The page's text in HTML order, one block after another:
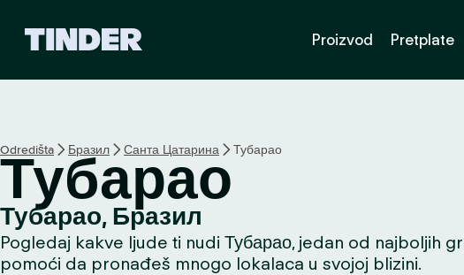
p
o
e
t
n
a
Proizvod Pretplate
Odredišta Бразил Санта Цатарина Тубарао
Тубарао
Тубарао, Бразил
Pogledaj kakve ljude ti nudi Тубарао, jedan od najboljih
pomoći da pronađeš mnogo lokalaca u svojoj blizini.